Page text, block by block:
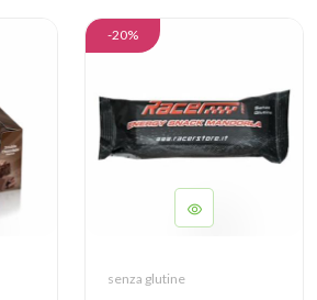
-20%
senza glutine